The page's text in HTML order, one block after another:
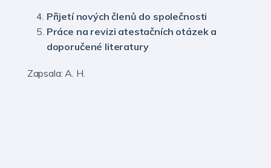
Přijetí nových členů do společnosti
Práce na revizi atestačních otázek a
doporučené literatury
Zapsala: A. H.